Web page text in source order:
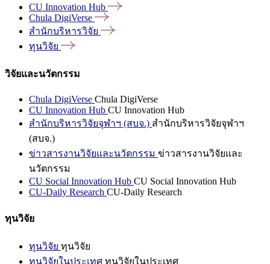
CU Innovation Hub
Chula DigiVerse
สำนักบริหารวิจัย
ทุนวิจัย
วิจัยและนวัตกรรม
Chula DigiVerse Chula DigiVerse
CU Innovation Hub CU Innovation Hub
สำนักบริหารวิจัยจุฬาฯ (สบจ.) สำนักบริหารวิจัยจุฬาฯ
(สบจ.)
ข่าวสารงานวิจัยและนวัตกรรม ข่าวสารงานวิจัยและ
นวัตกรรม
CU Social Innovation Hub CU Social Innovation Hub
CU-Daily Research CU-Daily Research
ทุนวิจัย
ทุนวิจัย ทุนวิจัย
ทุนวิจัยในประเทศ ทุนวิจัยในประเทศ